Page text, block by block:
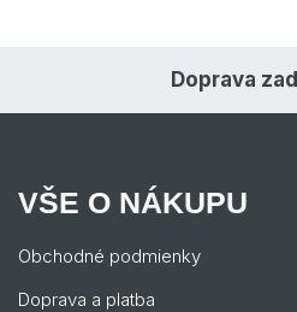
Doprava
VŠE O NÁKUPU
Obchodné podmienky
Doprava a platba